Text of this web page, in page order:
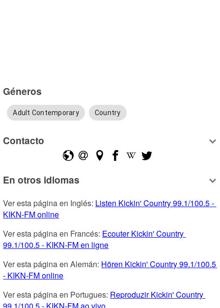
Géneros
Adult Contemporary Country
Contacto
En otros idiomas
Ver esta página en Inglés: Listen Kickin' Country 99.1/100.5 -
KIKN-FM online
Ver esta página en Francés: Ecouter Kickin' Country
99.1/100.5 - KIKN-FM en ligne
Ver esta página en Alemán: Hören Kickin' Country 99.1/100.5
- KIKN-FM online
Ver esta página en Portugues: Reproduzir Kickin' Country
99.1/100.5 - KIKN-FM ao vivo